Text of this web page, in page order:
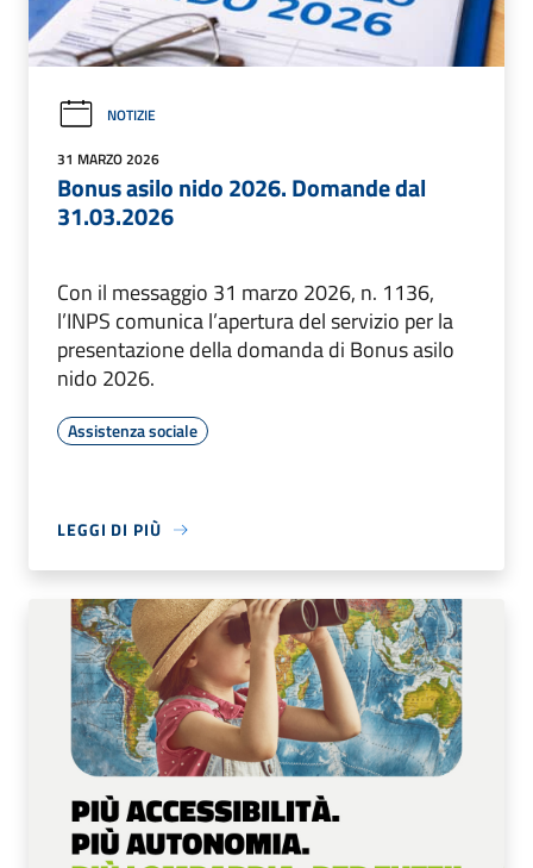
NOTIZIE
31 MARZO 2026
Bonus asilo nido 2026. Domande dal
31.03.2026
Con il messaggio 31 marzo 2026, n. 1136,
l’INPS comunica l’apertura del servizio per la
presentazione della domanda di Bonus asilo
nido 2026.
Assistenza sociale
LEGGI DI PIÙ